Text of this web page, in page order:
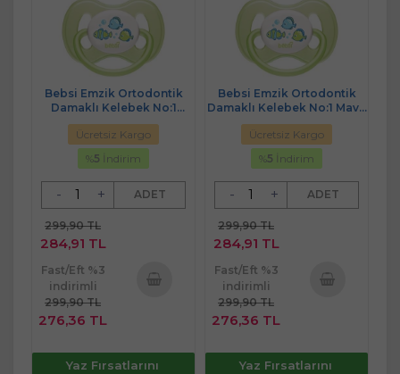
Bebsi Emzik Ortodontik
Damaklı Kelebek No:1
Pembe-Yeşil (2 Li PK) Fırsat
Pk
Ücretsiz Kargo
%5 İndirim
- + ADET
299,90 TL
284,91 TL
Fast/Eft %3
indirimli
299,90 TL
276,36 TL
Yaz Fırsatlarını
Bebsi Emzik Ortodontik
Damaklı Kelebek No:1 Mavi-
Yeşil (2 Li PK) Fırsat Pk
Ücretsiz Kargo
%5 İndirim
- + ADET
299,90 TL
284,91 TL
Fast/Eft %3
indirimli
299,90 TL
276,36 TL
Yaz Fırsatlarını